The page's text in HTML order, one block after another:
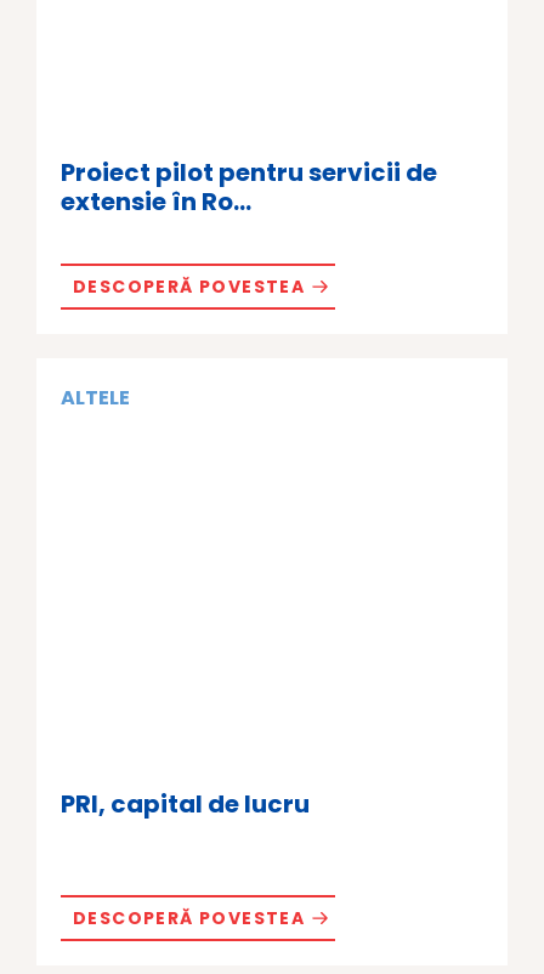
Proiect pilot pentru servicii de
extensie în Ro...
DESCOPERĂ POVESTEA
ALTELE
PRI, capital de lucru
DESCOPERĂ POVESTEA